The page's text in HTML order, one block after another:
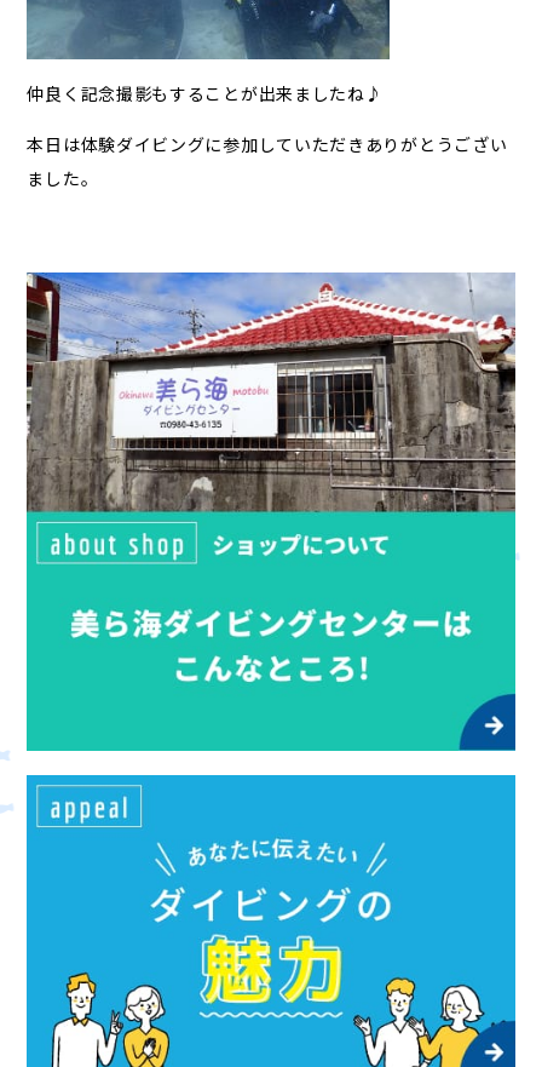
仲良く記念撮影もすることが出来ましたね♪
本日は体験ダイビングに参加していただきありがとうござい
ました。